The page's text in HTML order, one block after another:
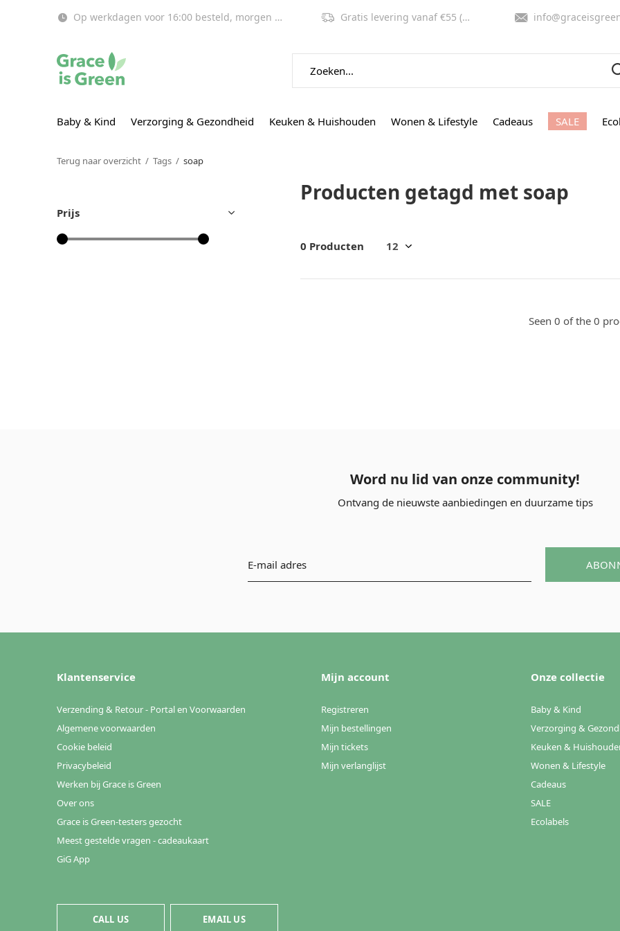
Baby & Kind Verzorging & Gezondheid Keuken & Huishouden Wonen & Lifestyle Cadeaus SALE
Op werkdagen voor 16:00 besteld, morgen in huis! Gratis levering vanaf €55 (NL, BE)
Terug naar overzicht Tags soap
Producten getagd met soap
0 Producten
Seen 0 of the 0
Prijs
Word nu lid van onze community!
Ontvang de nieuwste aanbiedingen en duurzame tips
Klantenservice
Verzending & Retour - Portal en Voorwaarden
Algemene voorwaarden
Cookie beleid
Privacybeleid
Werken bij Grace is Green
Over ons
Grace is Green-testers gezocht
Meest gestelde vragen - cadeaukaart
GiG App
Mijn account
Registreren
Mijn bestellingen
Mijn tickets
Mijn verlanglijst
Onze collectie
Baby & Kind
Verzorging &
Keuken &
Wonen & Lifestyle
Cadeaus
SALE
Ecolabels
CALL US EMAIL US